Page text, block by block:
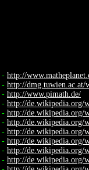
- http://
- http://dmg.tuwien.ac.at/
- http://www.pimath.de/
- http://de.wikipedia.org/
- http://de.wikipedia.org/
- http://de.wikipedia.org/
- http://de.wikipedia.org/
- http://de.wikipedia.org/
- http://de.wikipedia.org/
- http://de.wikipedia.org/